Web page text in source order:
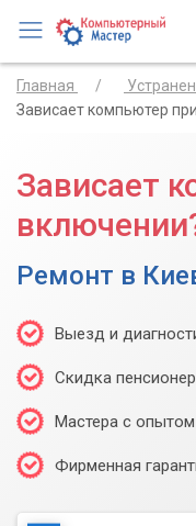
Главная
Зависает компьютер
Зависает
Ремонт в
Выезд и
Скидка
Мастера с опытом
Фирменная